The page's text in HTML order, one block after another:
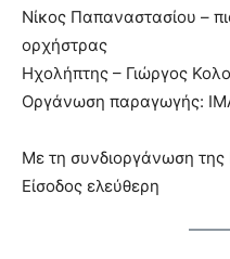
Νίκος Παπαναστασίου –
ορχήστρας
Ηχολήπτης – Γιώργος
Οργάνωση παραγωγής:
Με τη συνδιοργάνωση της
Είσοδος ελεύθερη